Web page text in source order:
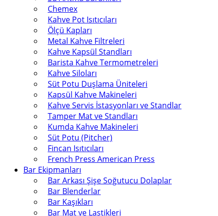
Chemex
Kahve Pot Isıtıcıları
Ölçü Kapları
Metal Kahve Filtreleri
Kahve Kapsül Standları
Barista Kahve Termometreleri
Kahve Siloları
Süt Potu Duşlama Üniteleri
Kapsül Kahve Makineleri
Kahve Servis İstasyonları ve Standlar
Tamper Mat ve Standları
Kumda Kahve Makineleri
Süt Potu (Pitcher)
Fincan Isıtıcıları
French Press American Press
Bar Ekipmanları
Bar Arkası Şişe Soğutucu Dolaplar
Bar Blenderlar
Bar Kaşıkları
Bar Mat ve Lastikleri